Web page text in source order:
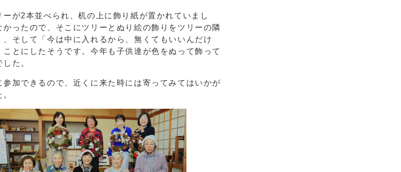
が2本並べられ、机の上に飾り紙が置かれていまし
ったので、そこにツリーとぬり絵の飾りをツリーの隣
そして「今は中に入れるから、無くてもいいんだけ
とにしたそうです。今年も子供達が色をぬって飾って
た。
加できるので、近くに来た時には寄ってみてはいかが